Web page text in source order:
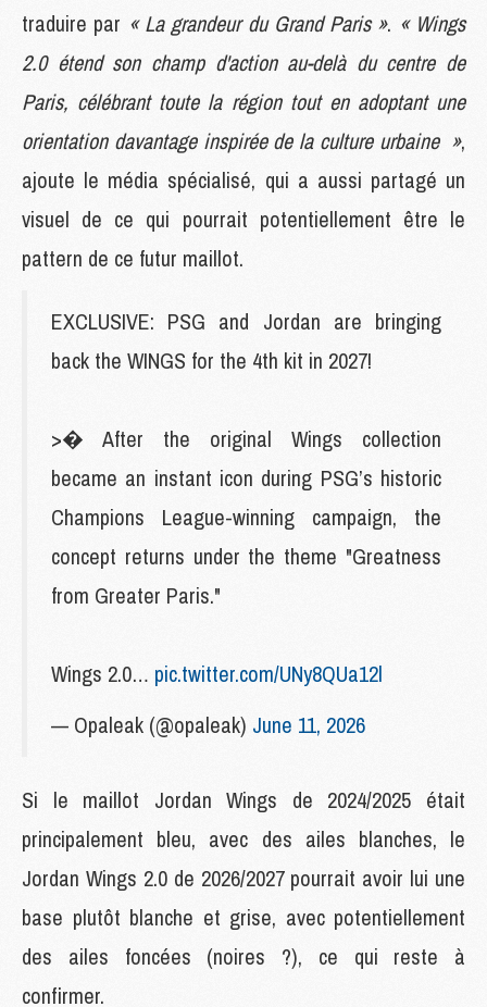
traduire par « La grandeur du Grand Paris ». « Wings
2.0 étend son champ d'action au-delà du centre de
Paris, célébrant toute la région tout en adoptant une
orientation davantage inspirée de la culture urbaine »,
ajoute le média spécialisé, qui a aussi partagé un
visuel de ce qui pourrait potentiellement être le
pattern de ce futur maillot.
EXCLUSIVE: PSG and Jordan are bringing
back the WINGS for the 4th kit in 2027!
>� After the original Wings collection
became an instant icon during PSG’s historic
Champions League-winning campaign, the
concept returns under the theme "Greatness
from Greater Paris."
Wings 2.0… pic.twitter.com/UNy8QUa12l
— Opaleak (@opaleak) June 11, 2026
Si le maillot Jordan Wings de 2024/2025 était
principalement bleu, avec des ailes blanches, le
Jordan Wings 2.0 de 2026/2027 pourrait avoir lui une
base plutôt blanche et grise, avec potentiellement
des ailes foncées (noires ?), ce qui reste à
confirmer.